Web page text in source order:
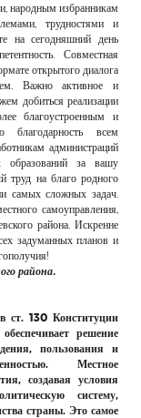
народным избранникам
трудностями и
на сегодняшний день
Совместная
открытого диалога
Важно активное и
добиться реализации
благоустроенным и
всем
администраций
образований за вашу
труд на благо родного
самых сложных задач.
самоуправления,
района. Искренне
задуманных планов и
района.
ст. 130 Конституции
решение
пользования и
Местное
создавая условия
систему,
страны. Это самое